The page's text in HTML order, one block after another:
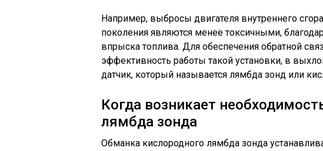
Например, выбросы двигателя внутреннего
поколения являются менее токсичными,
впрыска топлива. Для обеспечения обратной
эффективность работы такой установки, в
датчик, который называется лямбда зонд или
Когда возникает
лямбда зонда
Обманка кислородного лямбда зонда